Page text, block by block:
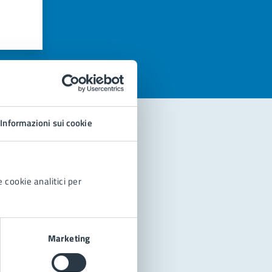
Informazioni sui cookie
cookie analitici per
Marketing